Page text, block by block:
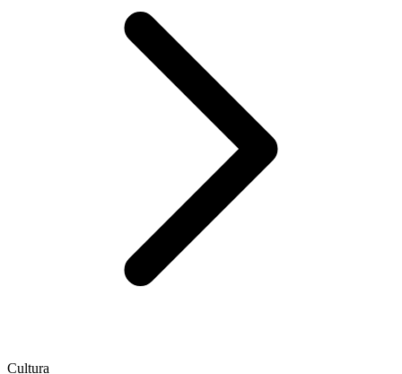
Cultura